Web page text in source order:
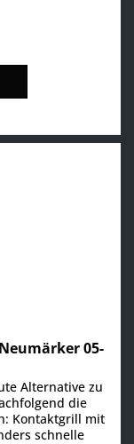
05-
Alternative zu
die
Kontaktgrill mit
schnelle